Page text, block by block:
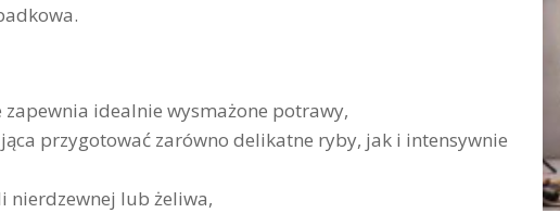
zapewnia idealnie wysmażone potrawy,
przygotować zarówno delikatne ryby, jak i intensywnie
nierdzewnej lub żeliwa,